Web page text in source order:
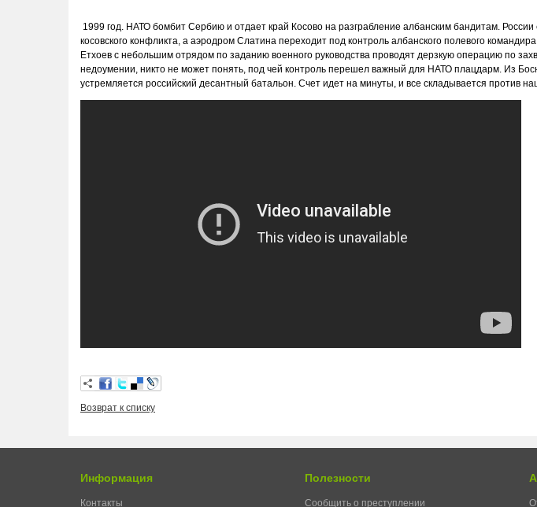
1999 год. НАТО бомбит Сербию и отдает край Косово на разграбление албанским бандитам.
косовского конфликта, а аэродром Слатина переходит под контроль албанского полевого
Етхоев с небольшим отрядом по заданию военного руководства проводят дерзкую операцию по
недоумении, никто не может понять, под чей контроль перешел важный для НАТО плацдарм. Из
устремляется российский десантный батальон. Счет идет на минуты, и все складывается против
Возврат к списку
Информация
Контакты
Полезности
Сообщить о преступлении